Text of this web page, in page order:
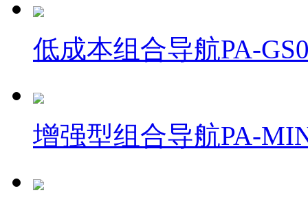
低成本组合导航PA-
增强型组合导航PA-